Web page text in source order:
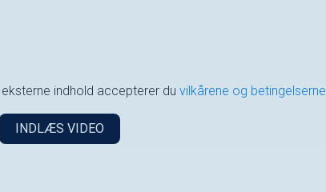
indhold accepterer du vilkårene og betingelserne
INDLÆS VIDEO